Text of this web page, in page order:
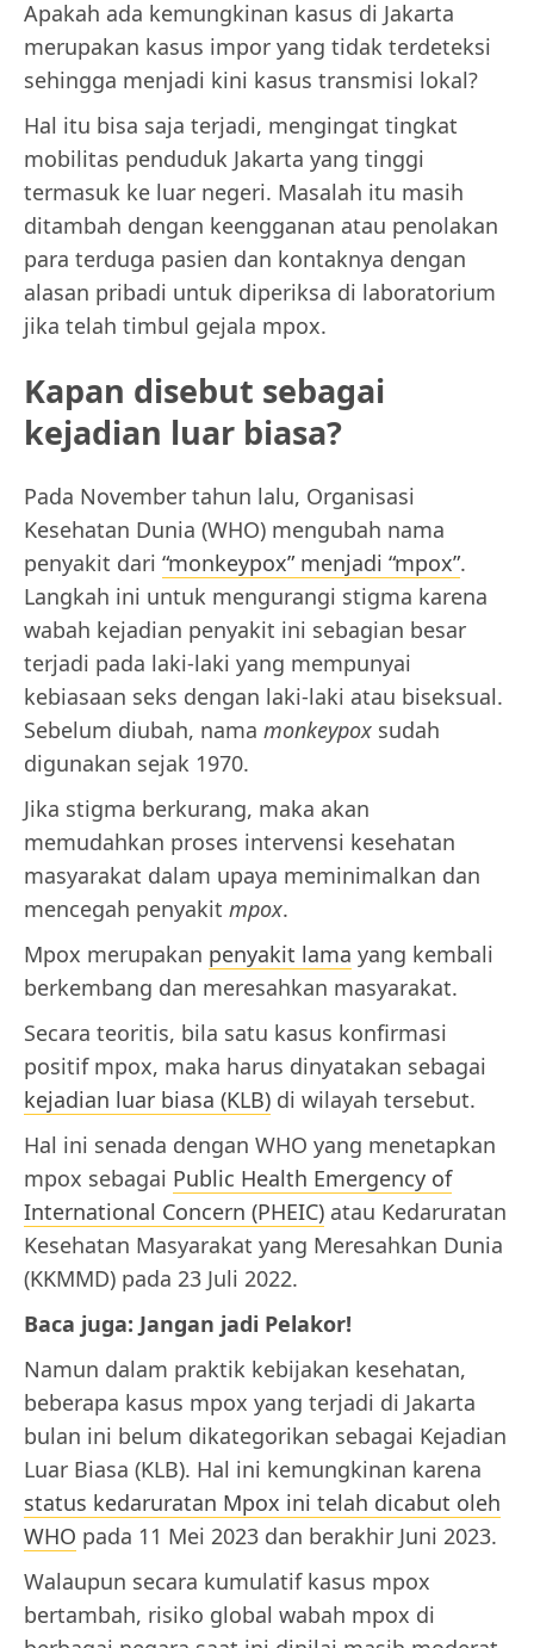
Apakah ada kemungkinan kasus di Jakarta
merupakan kasus impor yang tidak terdeteksi
sehingga menjadi kini kasus transmisi lokal?
Hal itu bisa saja terjadi, mengingat tingkat
mobilitas penduduk Jakarta yang tinggi
termasuk ke luar negeri. Masalah itu masih
ditambah dengan keengganan atau penolakan
para terduga pasien dan kontaknya dengan
alasan pribadi untuk diperiksa di laboratorium
jika telah timbul gejala mpox.
Kapan disebut sebagai
kejadian luar biasa?
Pada November tahun lalu, Organisasi
Kesehatan Dunia (WHO) mengubah nama
penyakit dari “monkeypox” menjadi “mpox”.
Langkah ini untuk mengurangi stigma karena
wabah kejadian penyakit ini sebagian besar
terjadi pada laki-laki yang mempunyai
kebiasaan seks dengan laki-laki atau biseksual.
Sebelum diubah, nama monkeypox sudah
digunakan sejak 1970.
Jika stigma berkurang, maka akan
memudahkan proses intervensi kesehatan
masyarakat dalam upaya meminimalkan dan
mencegah penyakit mpox.
Mpox merupakan penyakit lama yang kembali
berkembang dan meresahkan masyarakat.
Secara teoritis, bila satu kasus konfirmasi
positif mpox, maka harus dinyatakan sebagai
kejadian luar biasa (KLB) di wilayah tersebut.
Hal ini senada dengan WHO yang menetapkan
mpox sebagai Public Health Emergency of
International Concern (PHEIC) atau Kedaruratan
Kesehatan Masyarakat yang Meresahkan Dunia
(KKMMD) pada 23 Juli 2022.
Baca juga: Jangan jadi Pelakor!
Namun dalam praktik kebijakan kesehatan,
beberapa kasus mpox yang terjadi di Jakarta
bulan ini belum dikategorikan sebagai Kejadian
Luar Biasa (KLB). Hal ini kemungkinan karena
status kedaruratan Mpox ini telah dicabut oleh
WHO pada 11 Mei 2023 dan berakhir Juni 2023.
Walaupun secara kumulatif kasus mpox
bertambah, risiko global wabah mpox di